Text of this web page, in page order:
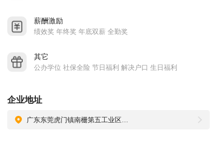
2015年10月，通过国家高新技术企业认证；
2016年4月，通过国家“两化融合”管理体系认证，成为广东省首
批获得 “两化融合”认证五十四家企业之一，是东莞市第三家通
过认证的企业；
核心团队：广业电子拥有一支学历高、素养好、专业强的技术
知名跨国企业。
薪酬激励
绩效奖 年终奖 年底双薪 全勤奖
其它
公办学位 社保全险 节日福利 解决户口 生日福利
企业地址